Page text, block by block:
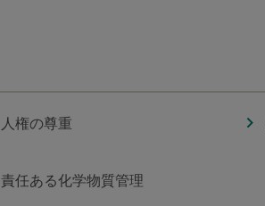
人権の尊重
責任ある化学物質管理